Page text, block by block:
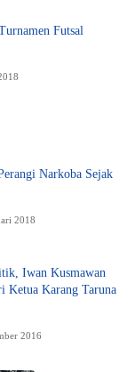
Futsal
Narkoba Sejak
2018
Iwan Kusmawan
Ketua Karang Taruna
2016